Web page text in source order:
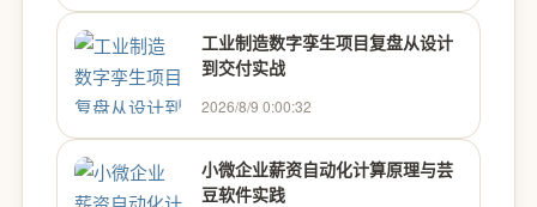
工业制造数字孪生项目复盘从设计
到交付实战
2026/8/9 0:00:32
小微企业薪资自动化计算原理与芸
豆软件实践